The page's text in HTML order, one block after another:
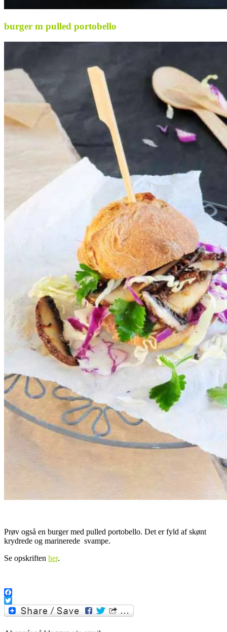
burger m pulled portobello
Prøv også en burger med pulled portobello. Det er fyld af skønt
krydrede og marinerede svampe.
Se opskriften her.
Facebook
Twitter